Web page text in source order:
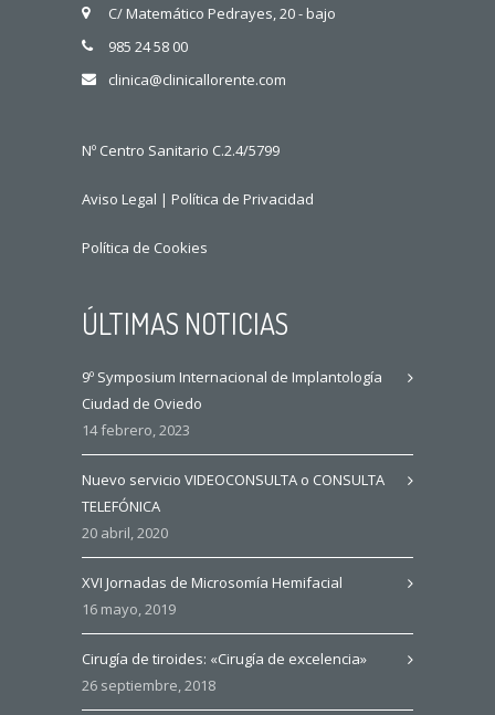
C/ Matemático Pedrayes, 20 - bajo
985 24 58 00
clinica@clinicallorente.com
Nº Centro Sanitario C.2.4/5799
Aviso Legal | Política de Privacidad
Política de Cookies
ÚLTIMAS NOTICIAS
9º Symposium Internacional de Implantología
Ciudad de Oviedo
14 febrero, 2023
Nuevo servicio VIDEOCONSULTA o CONSULTA
TELEFÓNICA
20 abril, 2020
XVI Jornadas de Microsomía Hemifacial
16 mayo, 2019
Cirugía de tiroides: «Cirugía de excelencia»
26 septiembre, 2018